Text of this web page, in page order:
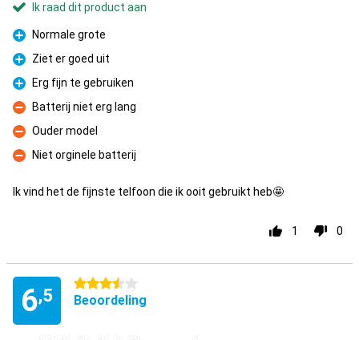
Ik raad dit product aan
Pluspunt
Normale grote
Pluspunt
Ziet er goed uit
Pluspunt
Erg fijn te gebruiken
Minpunt
Batterij niet erg lang
Minpunt
Ouder model
Minpunt
Niet orginele batterij
Ik vind het de fijnste telfoon die ik ooit gebruikt heb🤩
1 0
6,5
3.5 sterren
Beoordeling